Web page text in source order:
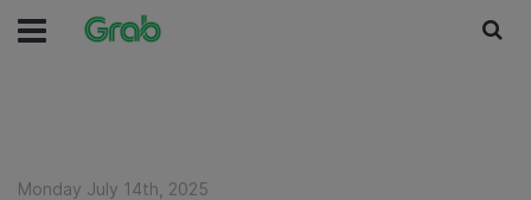
Monday July 14th, 2025